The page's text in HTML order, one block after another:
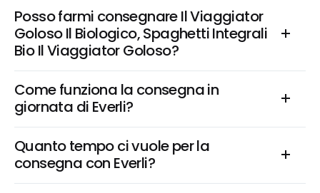
Posso farmi consegnare Il Viaggiator
Goloso Il Biologico, Spaghetti Integrali
Bio Il Viaggiator Goloso?
Come funziona la consegna in
giornata di Everli?
Quanto tempo ci vuole per la
consegna con Everli?